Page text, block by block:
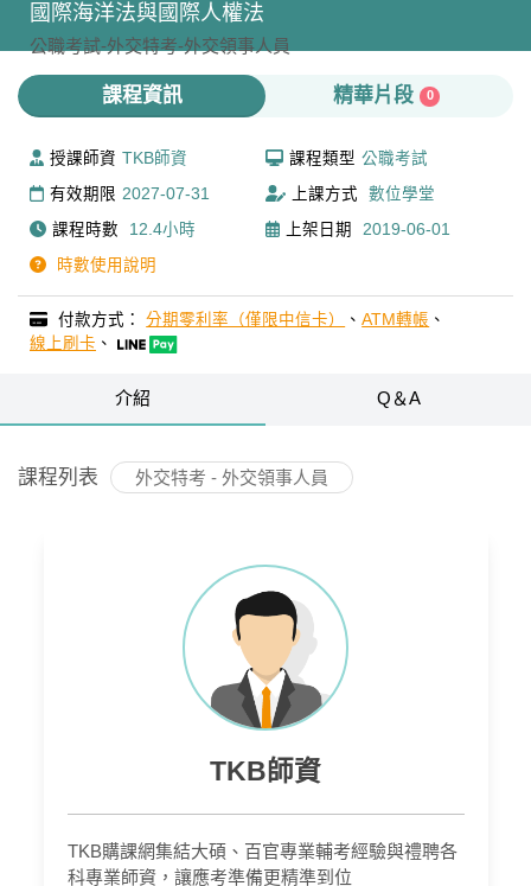
國際海洋法與國際人權法
公職考試-外交特考-外交領事人員
課程資訊 精華片段 0
授課師資 TKB師資 課程類型 公職考試
有效期限 2027-07-31 上課方式
數位學堂
課程時數
12.4小時 上架日期
2019-06-01
時數使用說明
付款方式：分期零利率（僅限中信卡） 、ATM轉帳 、
線上刷卡 、
介紹 Q＆A
課程列表 外交特考 - 外交領事人員
TKB師資
TKB購課網集結大碩、百官專業輔考經驗與禮聘各
科專業師資，讓應考準備更精準到位